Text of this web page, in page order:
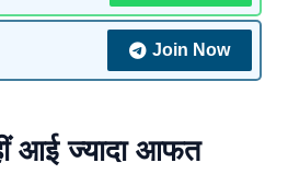
Join Now
आई ज्यादा आफत